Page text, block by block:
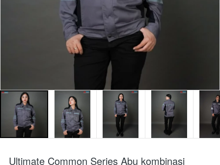
Ultimate Common Series Abu kombinasi